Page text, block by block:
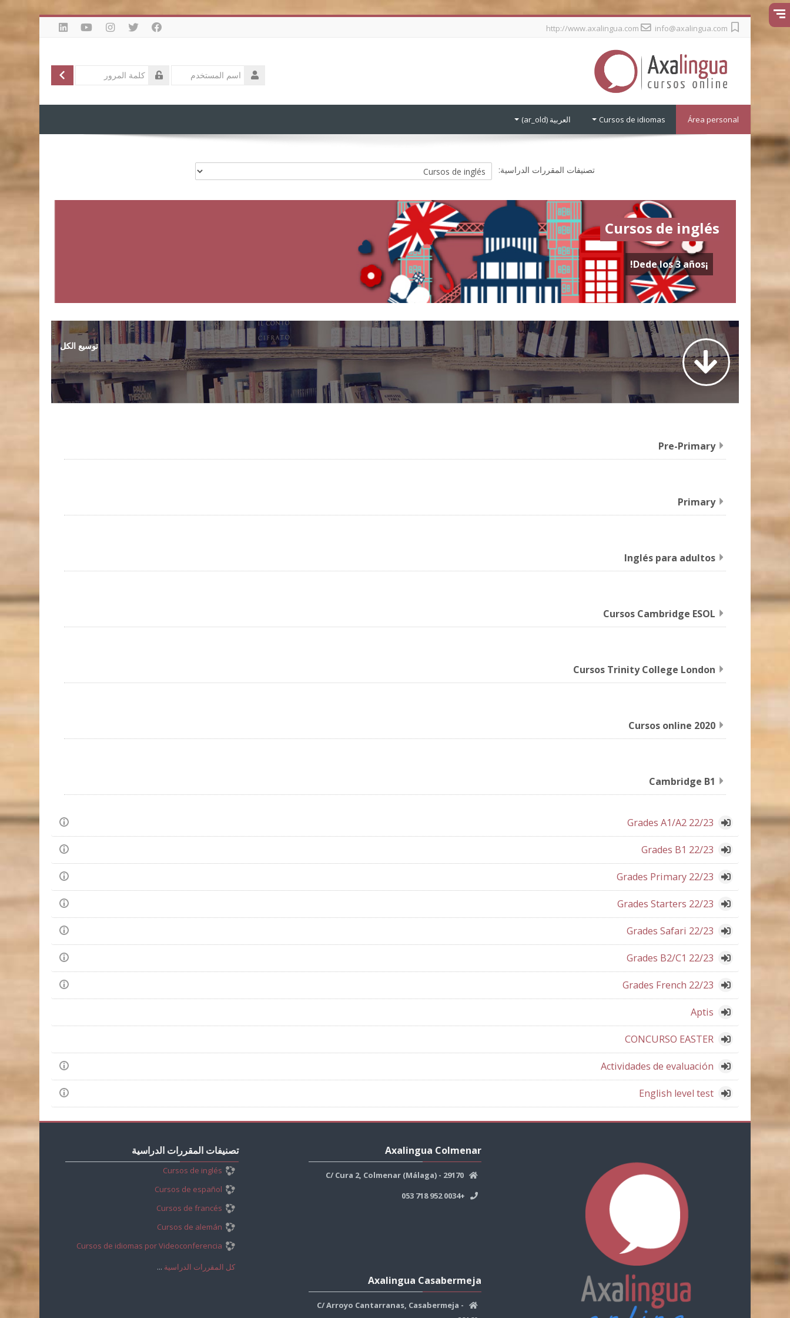
تجاوز
http://www.axalingua.com info@axalingua.com
اسم
المستخدم
تسجيل
Área personal
Cursos de idiomas العربية ‎(ar_old)‎
تصنيفات المقررات الدراسية:
Cursos de inglés
¡Dede los 3 años!
توسيع الكل
Pre-Primary
Primary
Inglés para adultos
Cursos Cambridge ESOL
Cursos Trinity College London
Cursos online 2020
Cambridge B1
Grades A1/A2 22/23
Grades B1 22/23
Grades Primary 22/23
Grades Starters 22/23
Grades Safari 22/23
Grades B2/C1 22/23
Grades French 22/23
Aptis
CONCURSO EASTER
Actividades de evaluación
English level test
Axalingua Colmenar
C/ Cura 2, Colmenar (Málaga) - 29170
+0034 952 718 053
Casabermeja
Axalingua Casabermeja
C/ Arroyo Cantarranas, Casabermeja -
المقررات
الدراسية
تصنيفات المقررات الدراسية
Cursos de inglés
Cursos de español
Cursos de francés
Cursos de alemán
Cursos de idiomas por Videoconferencia
كل المقررات الدراسية ...